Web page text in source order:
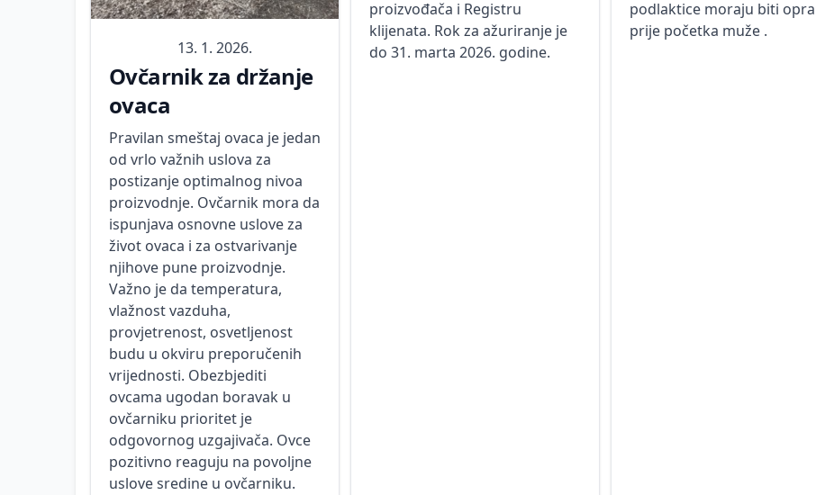
13. 1. 2026.
Ovčarnik za držanje
ovaca
Pravilan smeštaj ovaca je jedan
od vrlo važnih uslova za
postizanje optimalnog nivoa
proizvodnje. Ovčarnik mora da
ispunjava osnovne uslove za
život ovaca i za ostvarivanje
njihove pune proizvodnje.
Važno je da temperatura,
vlažnost vazduha,
provjetrenost, osvetljenost
budu u okviru preporučenih
vrijednosti. Obezbjediti
ovcama ugodan boravak u
ovčarniku prioritet je
odgovornog uzgajivača. Ovce
pozitivno reaguju na povoljne
uslove sredine u ovčarniku.
proizvođača i Registru
klijenata. Rok za ažuriranje je
do 31. marta 2026. godine.
podlaktice moraju biti
prije početka muže .